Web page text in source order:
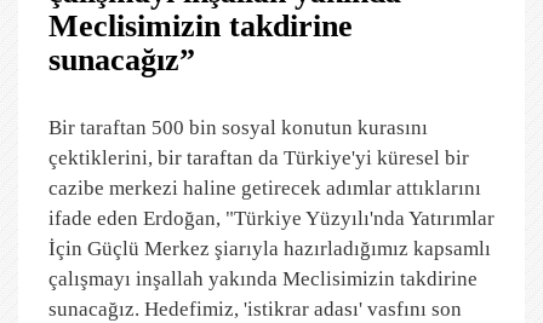
Meclisimizin takdirine
sunacağız”
Bir taraftan 500 bin sosyal konutun kurasını
çektiklerini, bir taraftan da Türkiye'yi küresel bir
cazibe merkezi haline getirecek adımlar attıklarını
ifade eden Erdoğan, "Türkiye Yüzyılı'nda Yatırımlar
İçin Güçlü Merkez şiarıyla hazırladığımız kapsamlı
çalışmayı inşallah yakında Meclisimizin takdirine
sunacağız. Hedefimiz, 'istikrar adası' vasfını son